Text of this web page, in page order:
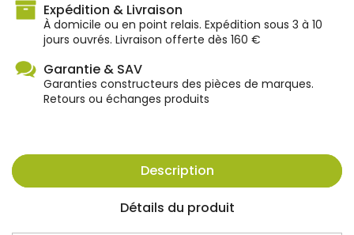
Expédition & Livraison
À domicile ou en point relais. Expédition sous 3 à 10
jours ouvrés. Livraison offerte dès 160 €
Garantie & SAV
Garanties constructeurs des pièces de marques.
Retours ou échanges produits
Description
Détails du produit